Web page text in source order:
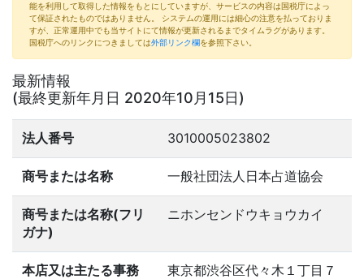
能を利用して取得した情報をもとにしていますが、サービスの内容は国税庁によっ
て保証されたものではありません。 システムの運用には細心の注意を払っておりま
すが、正常運用中でも当サイトにて情報が更新されるまでタイムラグがあります。
国税庁へのリンクにつきましては外部リンク欄を参照下さい。
最新情報
(最終更新年月日 2020年10月15日)
法人番号 3010005023802
商号または名称 一般社団法人日本占道協会
商号または名称(フリ
ガナ)
ニホンセンドウキョウカイ
本店又は主たる事務
東京都渋谷区代々木１丁目７